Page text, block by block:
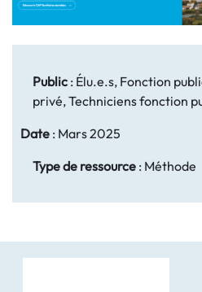
Public : Élu.e.s, Fonction
privé, Techniciens fonction
Date : Mars 2025
Type de ressource : Méthode